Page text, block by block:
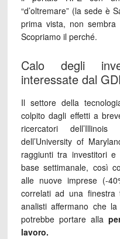
“d’oltremare” (la sede è
prima vista, non sembra
Scopriamo il perché.
Calo degli
interessate dal
Il settore della
colpito dagli effetti a
ricercatori
dell’University of
raggiunti tra investitori e
base settimanale, così
alle nuove imprese (-
correlati ad una
analisti affermano che
potrebbe portare alla
lavoro.